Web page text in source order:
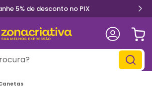
5% de desconto no PIX